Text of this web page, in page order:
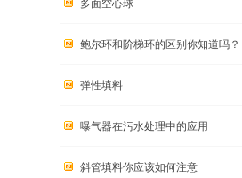
多面空心球
鲍尔环和阶梯环的区别你知道吗？
弹性填料
曝气器在污水处理中的应用
斜管填料你应该如何注意